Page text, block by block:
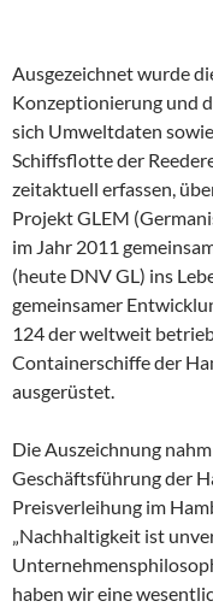
Ausgezeichnet wurde
Konzeptionierung und
sich Umweltdaten
Schiffsflotte der
zeitaktuell erfassen,
Projekt GLEM
im Jahr 2011
(heute DNV GL) ins
gemeinsamer
124 der weltweit
Containerschiffe der
ausgerüstet.
Die Auszeichnung
Geschäftsführung der
Preisverleihung im
„Nachhaltigkeit ist
haben wir eine